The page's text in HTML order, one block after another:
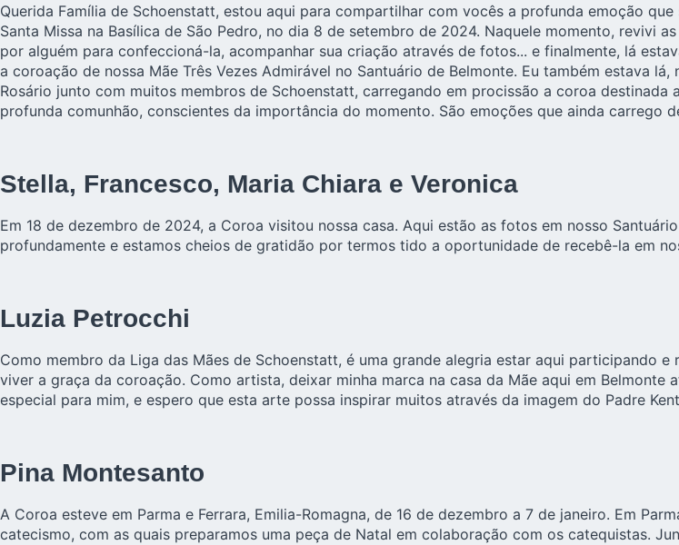
Querida Família de Schoenstatt, estou aqui para compartilhar com vocês a profunda emoção
Santa Missa na Basílica de São Pedro, no dia 8 de setembro de 2024. Naquele momento, revivi
por alguém para confeccioná-la, acompanhar sua criação através de fotos... e finalmente, lá
a coroação de nossa Mãe Três Vezes Admirável no Santuário de Belmonte. Eu também estava
Rosário junto com muitos membros de Schoenstatt, carregando em procissão a coroa
profunda comunhão, conscientes da importância do momento. São emoções que ainda carrego
Stella, Francesco, Maria Chiara e Veronica
Em 18 de dezembro de 2024, a Coroa visitou nossa casa. Aqui estão as fotos em nosso
profundamente e estamos cheios de gratidão por termos tido a oportunidade de recebê-la em
Luzia Petrocchi
Como membro da Liga das Mães de Schoenstatt, é uma grande alegria estar aqui participando
viver a graça da coroação. Como artista, deixar minha marca na casa da Mãe aqui em
especial para mim, e espero que esta arte possa inspirar muitos através da imagem do Padre
Pina Montesanto
A Coroa esteve em Parma e Ferrara, Emilia-Romagna, de 16 de dezembro a 7 de janeiro. Em
catecismo, com as quais preparamos uma peça de Natal em colaboração com os catequistas.